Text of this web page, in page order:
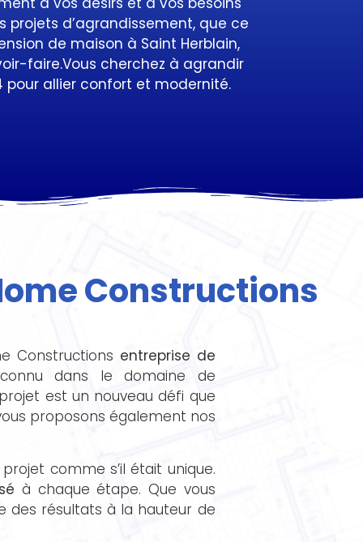
d’agrandissement, que ce
de maison à Saint Herblain,
faire.Vous cherchez à agrandir
pour allier confort et modernité.
Constructions
Constructions entreprise de
dans le domaine de
est un nouveau défi que
proposons également nos
comme s’il était unique.
à chaque étape. Que vous
des résultats à la hauteur de